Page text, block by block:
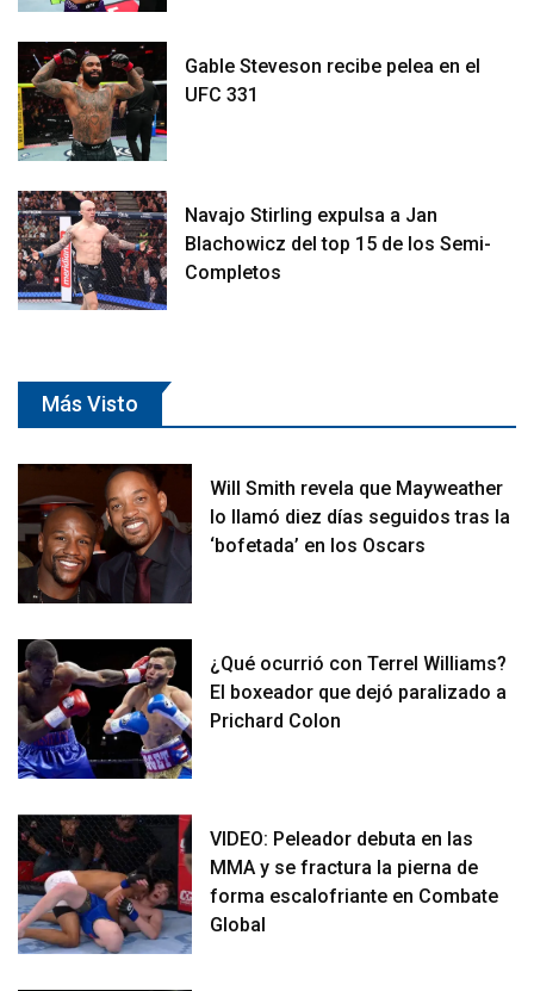
Gable Steveson recibe pelea en el
UFC 331
Navajo Stirling expulsa a Jan
Blachowicz del top 15 de los Semi-
Completos
Más Visto
Will Smith revela que Mayweather
lo llamó diez días seguidos tras la
‘bofetada’ en los Oscars
¿Qué ocurrió con Terrel Williams?
El boxeador que dejó paralizado a
Prichard Colon
VIDEO: Peleador debuta en las
MMA y se fractura la pierna de
forma escalofriante en Combate
Global